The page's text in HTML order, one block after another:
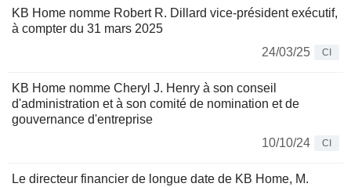
KB Home nomme Robert R. Dillard vice-président exécutif,
à compter du 31 mars 2025
24/03/25
CI
KB Home nomme Cheryl J. Henry à son conseil
d'administration et à son comité de nomination et de
gouvernance d'entreprise
10/10/24
CI
Le directeur financier de longue date de KB Home, M.